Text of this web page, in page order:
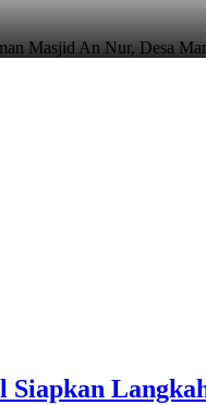
Masjid An Nur, Desa